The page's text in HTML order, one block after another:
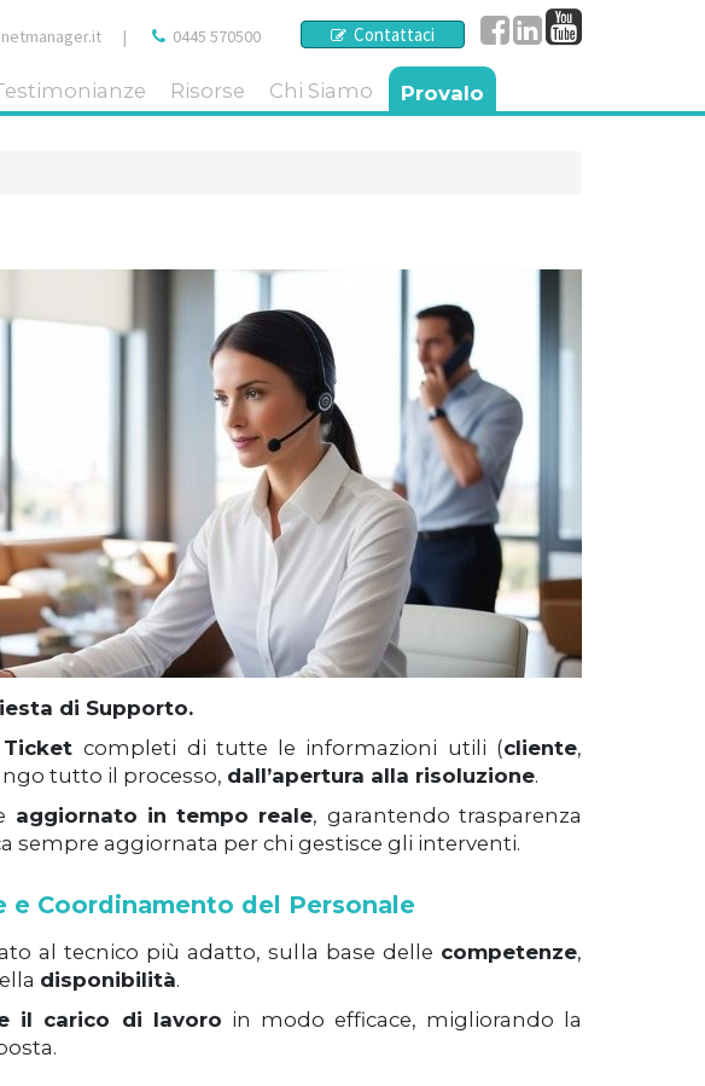
| 0445 570500 Contattaci
Risorse Chi Siamo Provalo
di Supporto.
Ticketcompleti di tutte le informazioni utili (cliente,
tutto il processo, dall’apertura alla risoluzione.
aggiornato in tempo reale, garantendo trasparenza
sempre aggiornata per chi gestisce gli interventi.
Coordinamento del Personale
al tecnico più adatto, sulla base delle competenze,
disponibilità.
il carico di lavoro in modo efficace, migliorando la